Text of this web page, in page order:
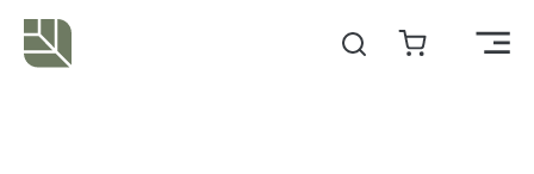
Hopp
rett